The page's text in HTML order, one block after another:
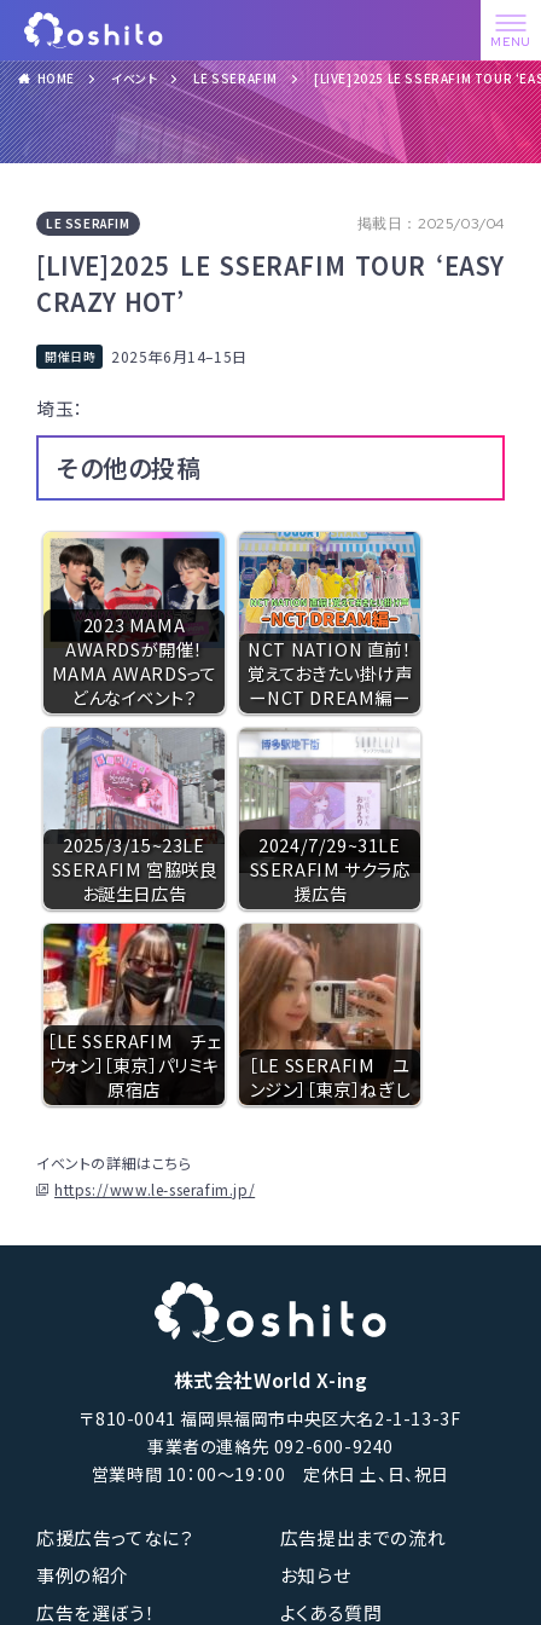
HOME イベント LE SSERAFIM [LIVE]2025 LE SSERAFIM TOUR
LE SSERAFIM 掲載日：2025/03/04
[LIVE]2025 LE SSERAFIM TOUR ‘EASY
CRAZY HOT’
2025年6月14–15日
埼玉：
その他の投稿
2023 MAMA
AWARDSが開催！
MAMA AWARDSって
どんなイベント？
NCT NATION 直前！
覚えておきたい掛け声
ーNCT DREAM編ー
2025/3/15~23LE
SSERAFIM 宮脇咲良
お誕生日広告
2024/7/29~31LE
SSERAFIM サクラ応
援広告
［LE SSERAFIM チェ
ウォン］［東京］パリミキ
原宿店
［LE SSERAFIM ユ
ンジン］［東京］ねぎし
イベントの詳細はこちら
https://www.le-sserafim.jp/
株式会社World X-ing
〒810-0041 福岡県福岡市中央区大名2-1-13-3F
事業者の連絡先 092-600-9240
営業時間 10：00〜19：00 定休日 土、日、祝日
応援広告ってなに？
広告提出までの流れ
事例の紹介
お知らせ
広告を選ぼう！
よくある質問